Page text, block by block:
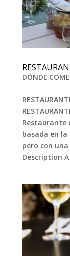
DÓNDE
Restaurante
basada en
pero con
Description